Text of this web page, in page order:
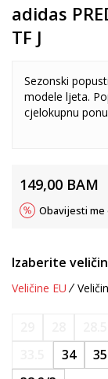
adidas
TF J
Sezonski
modele ljeta.
cjelokupnu
149,00 BAM
Obavijesti me
Izaberite
Veličine EU
34 35